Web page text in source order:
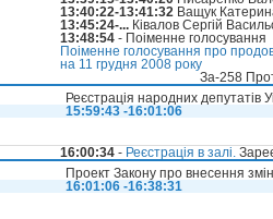
13:40:22-13:41:32 Ващук
13:45:24-... Ківалов Сергій
13:48:54 - Поіменне голосування
Поіменне голосування про
на 11 грудня 2008 року
За-258
Реєстрація народних депутатів
15:59:43 -16:01:06
16:00:34 - Реєстрація в залі.
Проект Закону про внесення
16:01:06 -16:38:31